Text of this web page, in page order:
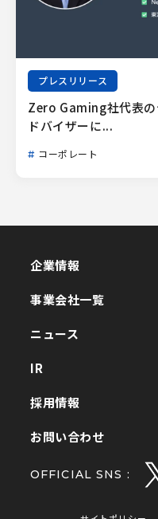
プレスリリース
Zero Gaming社代表の
ドバイザーに...
コーポレート
企業情報
事業会社一覧
ニュース
IR
採用情報
お問い合わせ
OFFICIAL SNS :